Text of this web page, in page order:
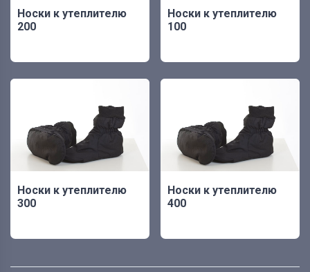
Носки к утеплителю
200
Носки к утеплителю
100
Носки к утеплителю
300
Носки к утеплителю
400